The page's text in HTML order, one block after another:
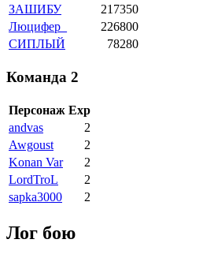
ЗАШИБУ
217350
Люцифер_
226800
СИПЛЫЙ
78280
Команда 2
Персонаж Exp
andvas
2
Awgoust
2
Konan Var
2
LordTroL
2
sapka3000
2
Лог бою